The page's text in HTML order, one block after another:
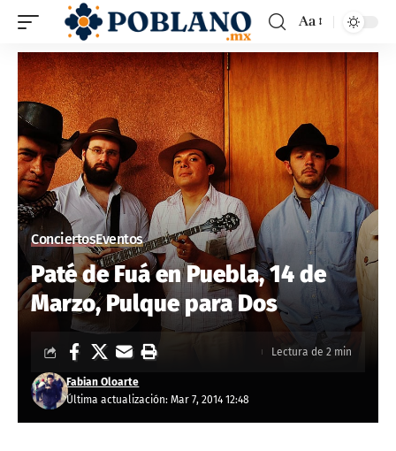
Aa
ConciertosEventos
Paté de Fuá en Puebla, 14 de
Marzo, Pulque para Dos
Última actualización: Mar 7, 2014 12:48
Fabian Oloarte
Lectura de 2 min